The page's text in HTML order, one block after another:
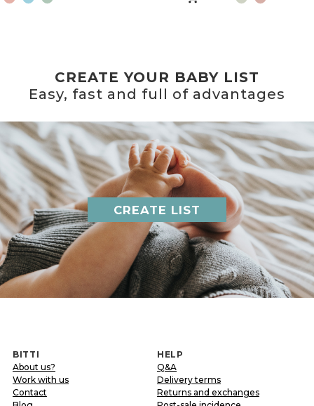
CREATE YOUR BABY LIST
Easy, fast and full of advantages
CREATE LIST
BITTI
About us?
Work with us
Contact
HELP
Q&A
Delivery terms
Returns and exchanges